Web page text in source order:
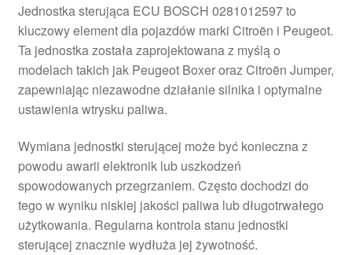
Jednostka sterująca ECU BOSCH 0281012597 to
kluczowy element dla pojazdów marki Citroën i Peugeot.
Ta jednostka została zaprojektowana z myślą o
modelach takich jak Peugeot Boxer oraz Citroën Jumper,
zapewniając niezawodne działanie silnika i optymalne
ustawienia wtrysku paliwa.
Wymiana jednostki sterującej może być konieczna z
powodu awarii elektronik lub uszkodzeń
spowodowanych przegrzaniem. Często dochodzi do
tego w wyniku niskiej jakości paliwa lub długotrwałego
użytkowania. Regularna kontrola stanu jednostki
sterującej znacznie wydłuża jej żywotność.